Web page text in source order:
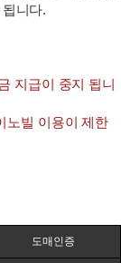
니다.
지급이 중지 됩니
노빌 이용이 제한
도매인증